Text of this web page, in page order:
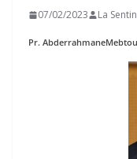
07/02/2023 La
Pr.